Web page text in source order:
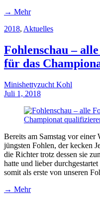
→ Mehr
2018, Aktuelles
Fohlenschau –
für das
Minishettyzucht Kohl
Juli 1, 2018
Bereits am Samstag vor
jüngsten Fohlen, der kecken
die Richter trotz dessen sie
hatte und lieber
somit als erste von unseren
→ Mehr